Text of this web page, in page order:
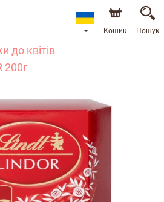
Кошик Пошук
до квітів
200г